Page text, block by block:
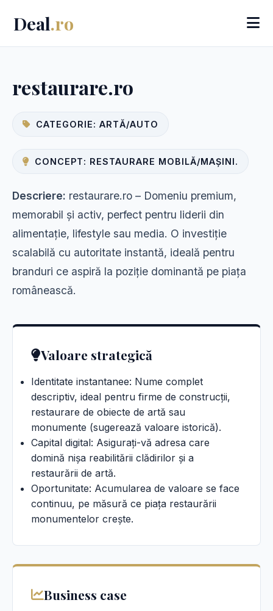
Deal.ro
restaurare.ro
CATEGORIE: ARTĂ/AUTO
CONCEPT: RESTAURARE MOBILĂ/MAȘINI.
Descriere: restaurare.ro – Domeniu premium,
memorabil și activ, perfect pentru liderii din
alimentație, lifestyle sau media. O investiție
scalabilă cu autoritate instantă, ideală pentru
branduri ce aspiră la poziție dominantă pe piața
românească.
Valoare strategică
Identitate instantanee: Nume complet
descriptiv, ideal pentru firme de construcții,
restaurare de obiecte de artă sau
monumente (sugerează valoare istorică).
Capital digital: Asigurați-vă adresa care
domină nișa reabilitării clădirilor și a
restaurării de artă.
Oportunitate: Acumularea de valoare se face
continuu, pe măsură ce piața restaurării
monumentelor crește.
Business case